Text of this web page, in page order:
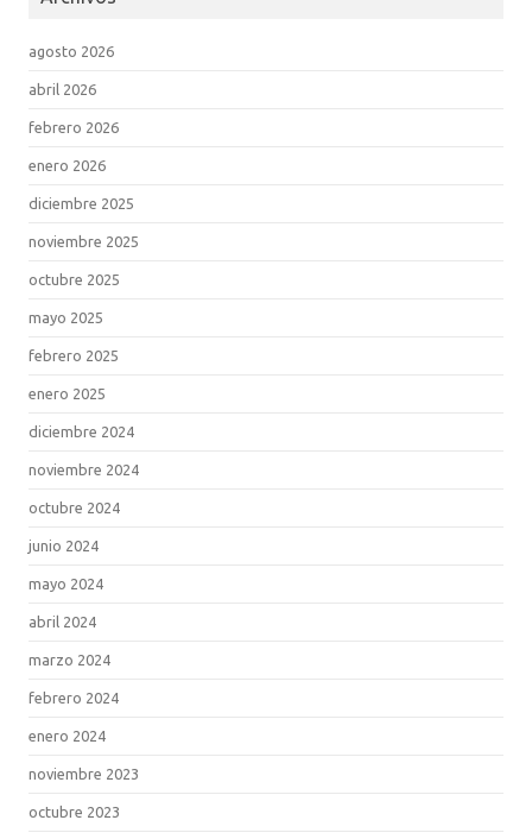
agosto 2026
abril 2026
febrero 2026
enero 2026
diciembre 2025
noviembre 2025
octubre 2025
mayo 2025
febrero 2025
enero 2025
diciembre 2024
noviembre 2024
octubre 2024
junio 2024
mayo 2024
abril 2024
marzo 2024
febrero 2024
enero 2024
noviembre 2023
octubre 2023